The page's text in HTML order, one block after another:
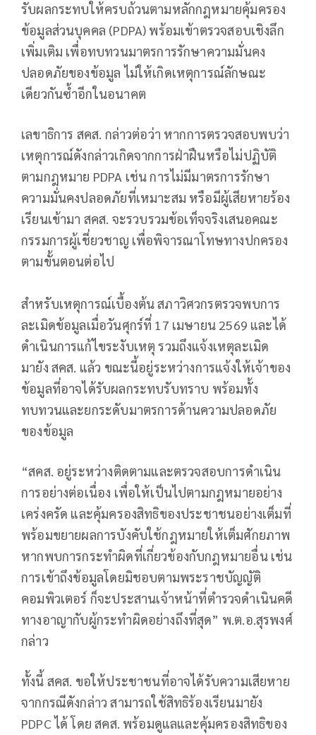
รับผลกระทบให้ครบถ้วนตามหลักกฎหมายคุ้มครอง
ข้อมูลส่วนบุคคล (PDPA) พร้อมเข้าตรวจสอบเชิงลึก
เพิ่มเติม เพื่อทบทวนมาตรการรักษาความมั่นคง
ปลอดภัยของข้อมูล ไม่ให้เกิดเหตุการณ์ลักษณะ
เดียวกันซ้ำอีกในอนาคต
เลขาธิการ สคส. กล่าวต่อว่า หากการตรวจสอบพบว่า
เหตุการณ์ดังกล่าวเกิดจากการฝ่าฝืนหรือไม่ปฏิบัติ
ตามกฎหมาย PDPA เช่น การไม่มีมาตรการรักษา
ความมั่นคงปลอดภัยที่เหมาะสม หรือมีผู้เสียหายร้อง
เรียนเข้ามา สคส. จะรวบรวมข้อเท็จจริงเสนอคณะ
กรรมการผู้เชี่ยวชาญ เพื่อพิจารณาโทษทางปกครอง
ตามขั้นตอนต่อไป
สำหรับเหตุการณ์เบื้องต้น สภาวิศวกรตรวจพบการ
ละเมิดข้อมูลเมื่อวันศุกร์ที่ 17 เมษายน 2569 และได้
ดำเนินการแก้ไขระงับเหตุ รวมถึงแจ้งเหตุละเมิด
มายัง สคส. แล้ว ขณะนี้อยู่ระหว่างการแจ้งให้เจ้าของ
ข้อมูลที่อาจได้รับผลกระทบรับทราบ พร้อมทั้ง
ทบทวนและยกระดับมาตรการด้านความปลอดภัย
ของข้อมูล
“สคส. อยู่ระหว่างติดตามและตรวจสอบการดำเนิน
การอย่างต่อเนื่อง เพื่อให้เป็นไปตามกฎหมายอย่าง
เคร่งครัด และคุ้มครองสิทธิของประชาชนอย่างเต็มที่
พร้อมขยายผลการบังคับใช้กฎหมายให้เต็มศักยภาพ
หากพบการกระทำผิดที่เกี่ยวข้องกับกฎหมายอื่น เช่น
การเข้าถึงข้อมูลโดยมิชอบตามพระราชบัญญัติ
คอมพิวเตอร์ ก็จะประสานเจ้าหน้าที่ตำรวจดำเนินคดี
ทางอาญากับผู้กระทำผิดอย่างถึงที่สุด” พ.ต.อ.สุรพงศ์
กล่าว
ทั้งนี้ สคส. ขอให้ประชาชนที่อาจได้รับความเสียหาย
จากกรณีดังกล่าว สามารถใช้สิทธิร้องเรียนมายัง
PDPC ได้ โดย สคส. พร้อมดูแลและคุ้มครองสิทธิของ